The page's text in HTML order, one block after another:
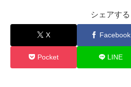
シェアする
X Facebook
Pocket LINE